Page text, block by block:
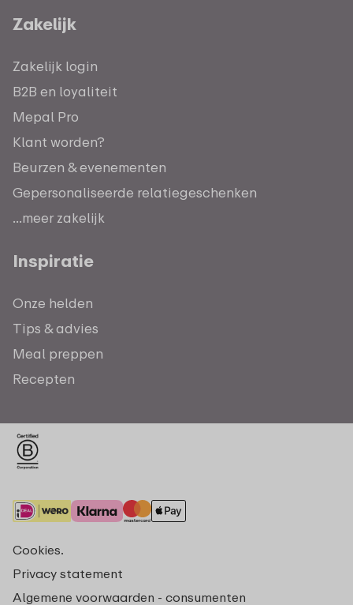
Zakelijk
Zakelijk login
B2B en loyaliteit
Mepal Pro
Klant worden?
Beurzen & evenementen
Gepersonaliseerde relatiegeschenken
...meer zakelijk
Inspiratie
Onze helden
Tips & advies
Meal preppen
Recepten
Cookies.
Privacy statement
Algemene voorwaarden - consumenten